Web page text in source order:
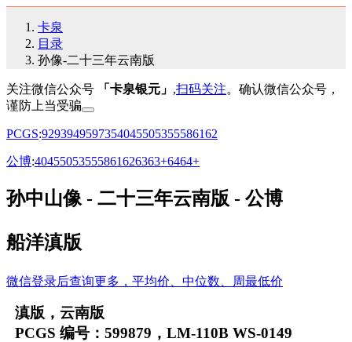
卡泉
目录
孙像-二十三年云南版
关注微信公众号 「卡泉银元」 ,扫码关注。确认微信公众号，
谨防上当受骗
PCGS:9293949597354045505355586162
公博:40455053555861626363+6464+
孙中山像 - 二十三年云南版 - 公博
船洋滇版
微信登录后查询更多，平均价、中位数、周最低价
滇版，云南版
PCGS 编号：599879，LM-110B WS-0149